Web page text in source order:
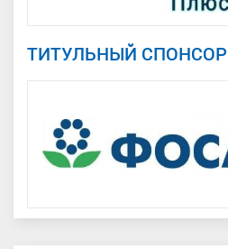
ТИТУЛЬНЫЙ СПОНСОР